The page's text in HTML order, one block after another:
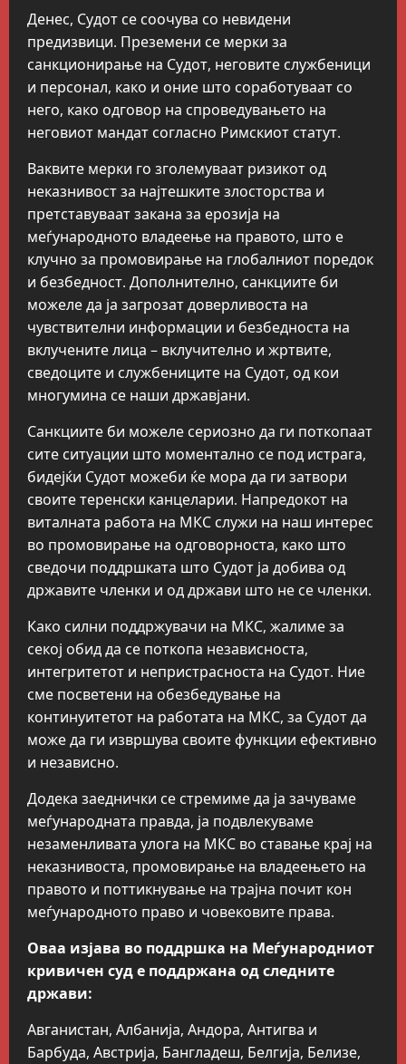
Денес, Судот се соочува со невидени
предизвици. Преземени се мерки за
санкционирање на Судот, неговите службеници
и персонал, како и оние што соработуваат со
него, како одговор на спроведувањето на
неговиот мандат согласно Римскиот статут.
Ваквите мерки го зголемуваат ризикот од
неказнивост за најтешките злосторства и
претставуваат закана за ерозија на
меѓународното владеење на правото, што е
клучно за промовирање на глобалниот поредок
и безбедност. Дополнително, санкциите би
можеле да ја загрозат доверливоста на
чувствителни информации и безбедноста на
вклучените лица – вклучително и жртвите,
сведоците и службениците на Судот, од кои
многумина се наши државјани.
Санкциите би можеле сериозно да ги поткопаат
сите ситуации што моментално се под истрага,
бидејќи Судот можеби ќе мора да ги затвори
своите теренски канцеларии. Напредокот на
виталната работа на МКС служи на наш интерес
во промовирање на одговорноста, како што
сведочи поддршката што Судот ја добива од
државите членки и од држави што не се членки.
Како силни поддржувачи на МКС, жалиме за
секој обид да се поткопа независноста,
интегритетот и непристрасноста на Судот. Ние
сме посветени на обезбедување на
континуитетот на работата на МКС, за Судот да
може да ги извршува своите функции ефективно
и независно.
Додека заеднички се стремиме да ја зачуваме
меѓународната правда, ја подвлекуваме
незаменливата улога на МКС во ставање крај на
неказнивоста, промовирање на владеењето на
правото и поттикнување на трајна почит кон
меѓународното право и човековите права.
Оваа изјава во поддршка на Меѓународниот
кривичен суд е поддржана од следните
држави:
Авганистан, Албанија, Андора, Антигва и
Барбуда, Австрија, Бангладеш, Белгија, Белизе,